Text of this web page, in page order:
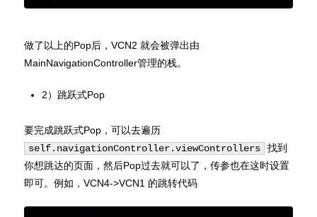
做了以上的Pop后，VCN2 就会被弹出由
MainNavigationController管理的栈。
2）跳跃式Pop
要完成跳跃式Pop，可以去遍历
self.navigationController.viewControllers
找到
你想跳达的页面，然后Pop过去就可以了，传参也在这时设置
即可。例如，VCN4->VCN1 的跳转代码